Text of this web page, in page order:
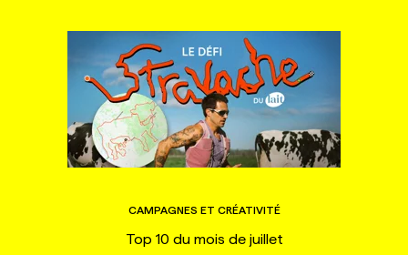
CAMPAGNES ET CRÉATIVITÉ
Top 10 du mois de juillet